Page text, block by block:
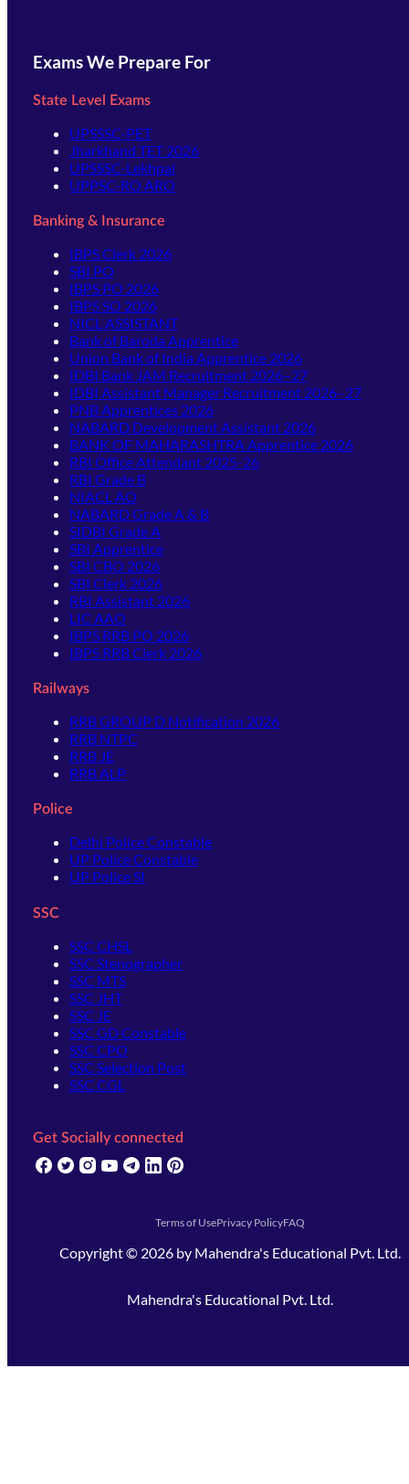
Exams We Prepare For
State Level Exams
UPSSSC-PET
Jharkhand TET 2026
UPSSSC-Lekhpal
UPPSC-RO ARO
Banking & Insurance
IBPS Clerk 2026
SBI PO
IBPS PO 2026
IBPS SO 2026
NICL ASSISTANT
Bank of Baroda Apprentice
Union Bank of India Apprentice 2026
IDBI Bank JAM Recruitment 2026–27
IDBI Assistant Manager Recruitment 2026–27
PNB Apprentices 2026
NABARD Development Assistant 2026
BANK OF MAHARASHTRA Apprentice 2026
RBI Office Attendant 2025-26
RBI Grade B
NIACL AO
NABARD Grade A & B
SIDBI Grade A
SBI Apprentice
SBI CBO 2026
SBI Clerk 2026
RBI Assistant 2026
LIC AAO
IBPS RRB PO 2026
IBPS RRB Clerk 2026
Railways
RRB GROUP D Notification 2026
RRB NTPC
RRB JE
RRB ALP
Police
Delhi Police Constable
UP Police Constable
UP Police SI
SSC
SSC CHSL
SSC Stenographer
SSC MTS
SSC JHT
SSC JE
SSC GD Constable
SSC CPO
SSC Selection Post
SSC CGL
Get Socially connected
(opens in new tab)
(opens in new tab)
(opens in new tab)
(opens in new tab)
(opens in new tab)
(opens in new tab)
Terms of UsePrivacy PolicyFAQ
Copyright © 2026 by Mahendra's Educational Pvt. Ltd.
Mahendra's Educational Pvt. Ltd.